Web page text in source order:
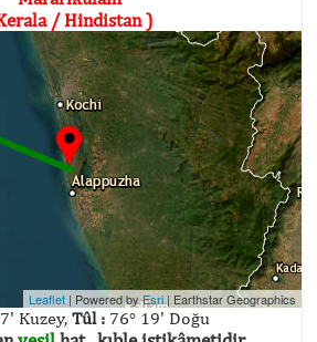
/ Hindistan )
Leaflet | Powered byEsri | Earthstar Geographics
Kuzey, Tûl : 76° 19' Doğu